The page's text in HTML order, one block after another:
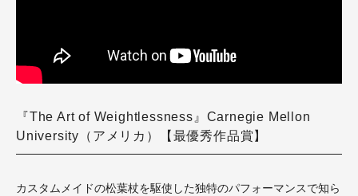
『The Art of Weightlessness』Carnegie Mellon
University（アメリカ）【最優秀作品賞】
カスタムメイドの松葉杖を駆使した独特のパフォーマンスで知ら